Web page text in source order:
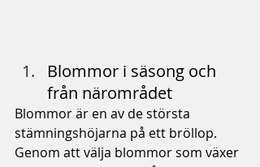
Blommor i säsong och
från närområdet
Blommor är en av de största
stämningshöjarna på ett bröllop.
Genom att välja blommor som växer